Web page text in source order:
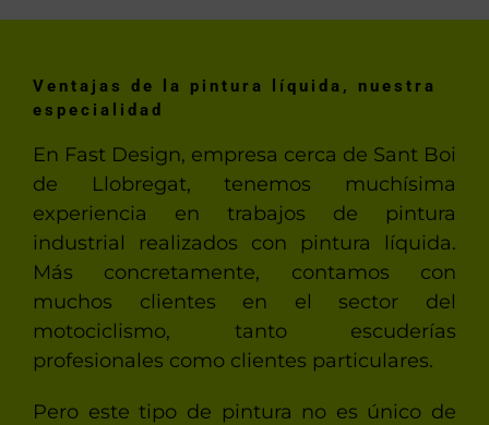
Ventajas de la pintura líquida, nuestra
especialidad
En Fast Design, empresa cerca de Sant Boi
de Llobregat, tenemos muchísima
experiencia en trabajos de pintura
industrial realizados con pintura líquida.
Más concretamente, contamos con
muchos clientes en el sector del
motociclismo, tanto escuderías
profesionales como clientes particulares.
Pero este tipo de pintura no es único de